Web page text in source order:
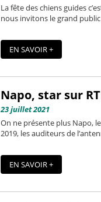
La fête des chiens guides
nous invitons le grand
EN SAVOIR +
Napo, star sur
23 juillet 2021
On ne présente plus Napo,
2019, les auditeurs de
EN SAVOIR +